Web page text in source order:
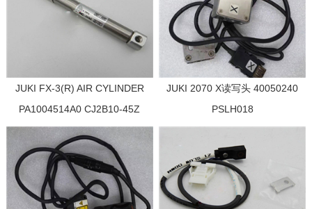
JUKI FX-3(R) AIR CYLINDER
PA1004514A0 CJ2B10-45Z
JUKI 2070 X读写头 40050240
PSLH018